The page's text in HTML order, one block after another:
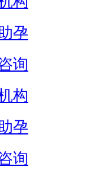
孕
询
构
孕
询